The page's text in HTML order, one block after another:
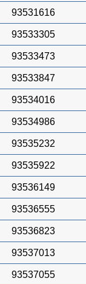
93531616
93533305
93533473
93533847
93534016
93534986
93535232
93535922
93536149
93536555
93536823
93537013
93537055